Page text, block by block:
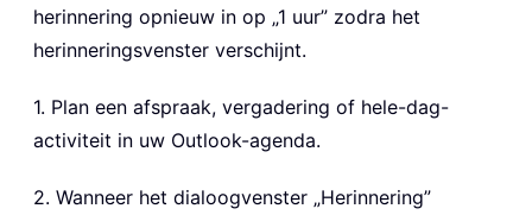
herinnering opnieuw in op „1 uur” zodra het
herinneringsvenster verschijnt.
1. Plan een afspraak, vergadering of hele-dag-
activiteit in uw Outlook-agenda.
2. Wanneer het dialoogvenster „Herinnering”